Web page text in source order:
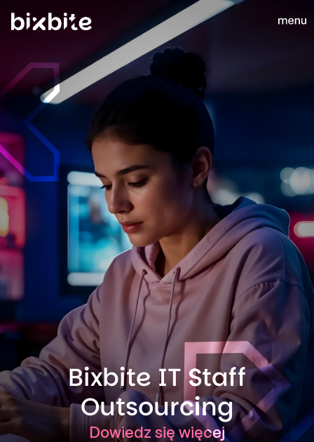
Bixbite IT Staff
Outsourcing
Dowiedz się więcej